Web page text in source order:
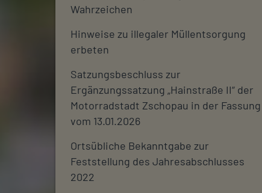
Wahrzeichen
Hinweise zu illegaler Müllentsorgung
erbeten
Satzungsbeschluss zur
Ergänzungssatzung „Hainstraße II“ der
Motorradstadt Zschopau in der Fassung
vom 13.01.2026
Ortsübliche Bekanntgabe zur
Feststellung des Jahresabschlusses
2022